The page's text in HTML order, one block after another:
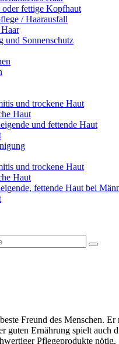
oder fettige Kopfhaut
/ Haarausfall
und Sonnenschutz
und trockene Haut
Haut
und fettende Haut
und trockene Haut
Haut
fettende Haut bei
Freund des Menschen.
guten Ernährung spielt auch
Pflegeprodukte nötig.